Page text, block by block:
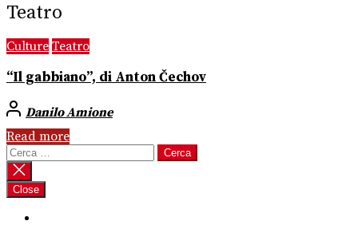
Teatro
Culture Teatro
“Il gabbiano”, di Anton Čechov
Danilo Amione
Read more
Ricerca
per:
Close